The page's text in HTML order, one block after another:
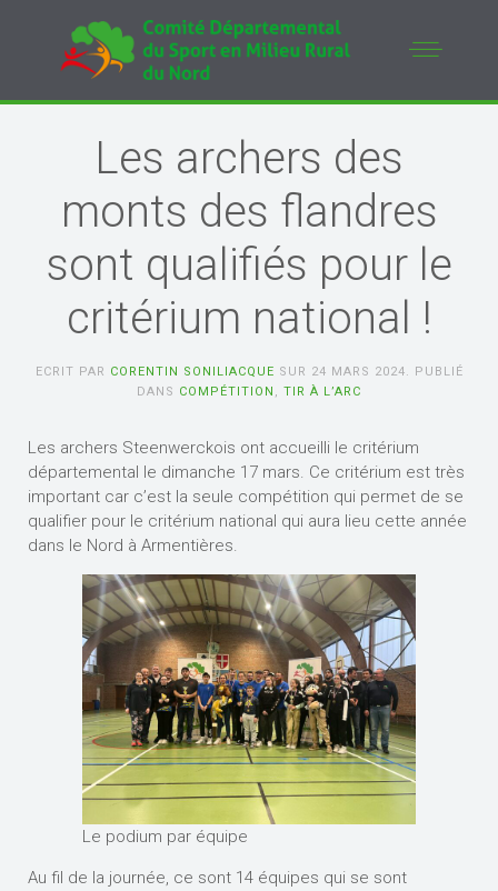
Les archers des
monts des flandres
sont qualifiés pour le
critérium national !
ECRIT PAR CORENTIN SONILIACQUE SUR 24 MARS 2024. PUBLIÉ
DANS COMPÉTITION , TIR À L’ARC
Les archers Steenwerckois ont accueilli le critérium
départemental le dimanche 17 mars. Ce critérium est très
important car c’est la seule compétition qui permet de se
qualifier pour le critérium national qui aura lieu cette année
dans le Nord à Armentières.
Le podium par équipe
Au fil de la journée, ce sont 14 équipes qui se sont